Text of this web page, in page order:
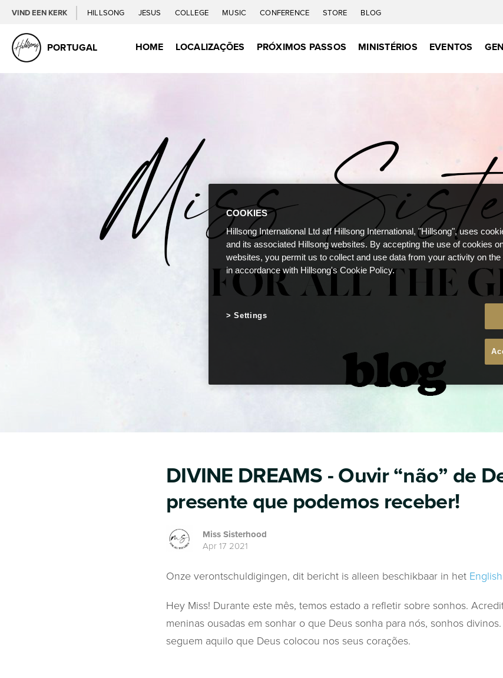
VIND EEN KERK HILLSONG JESUS COLLEGE MUSIC CONFERENCE STORE BLOG
PORTUGAL HOME LOCALIZAÇÕES PRÓXIMOS PASSOS MINISTÉRIOS EVENTOS
DIVINE DREAMS - Ouvir “não” de
presente que podemos receber!
Miss Sisterhood
Apr 17 2021
Onze verontschuldigingen, dit bericht is alleen beschikbaar in het English
Hey Miss! Durante este mês, temos estado a refletir sobre sonhos.
meninas ousadas em sonhar o que Deus sonha para nós, sonhos
seguem aquilo que Deus colocou nos seus corações.
COOKIES
Hillsong International Ltd atf Hillsong International, "Hillsong", uses
and its associated Hillsong websites. By accepting the use of cookies
websites, you permit us to collect and use data from your activity on
in accordance with Hillsong's Cookie Policy.
Settings